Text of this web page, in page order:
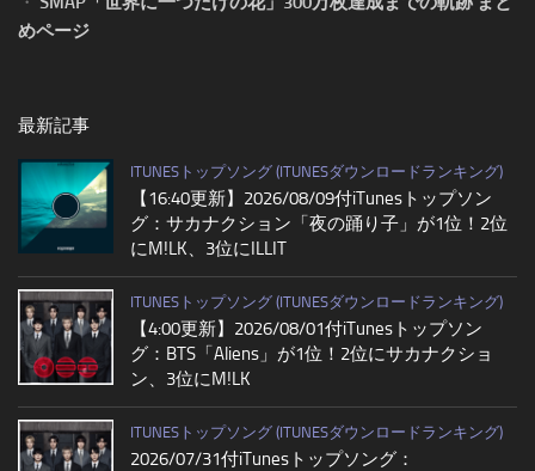
めページ
最新記事
ITUNESトップソング (ITUNESダウンロードランキング)
【16:40更新】2026/08/09付iTunesトップソン
グ：サカナクション「夜の踊り子」が1位！2位
にM!LK、3位にILLIT
ITUNESトップソング (ITUNESダウンロードランキング)
【4:00更新】2026/08/01付iTunesトップソン
グ：BTS「Aliens」が1位！2位にサカナクショ
ン、3位にM!LK
ITUNESトップソング (ITUNESダウンロードランキング)
2026/07/31付iTunesトップソング：